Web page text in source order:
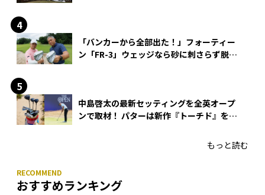
「バンカーから全部出た！」フォーティー
ン「FR-3」ウェッジなら砂に刺さらず脱出
中島啓太の最新セッティングを全英オープ
ンで取材！ パターは新作『トーチド』を投
もっと読む
おすすめランキング